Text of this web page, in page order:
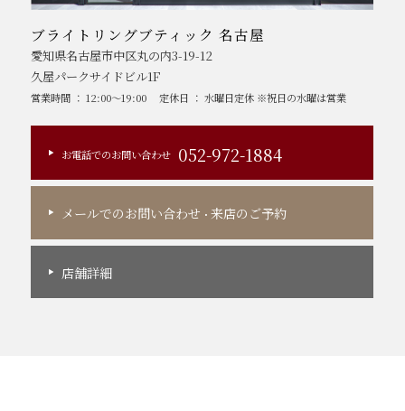
ブライトリングブティック 名古屋
愛知県名古屋市中区丸の内3-19-12
久屋パークサイドビル1F
営業時間 ： 12:00～19:00 定休日 ： 水曜日定休 ※祝日の水曜は営業
お電話でのお問い合わせ 052-972-1884
メールでのお問い合わせ ・来店のご予約
店舗詳細